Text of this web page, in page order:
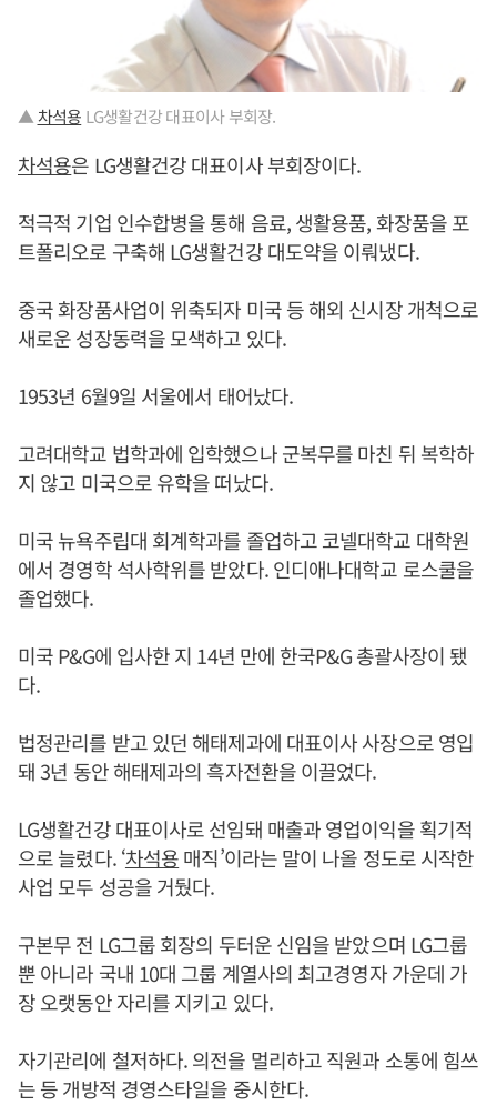
▲차석용 LG생활건강 대표이사 부회장.
차석용은 LG생활건강 대표이사 부회장이다.
적극적 기업 인수합병을 통해 음료, 생활용품, 화장품을 포
트폴리오로 구축해 LG생활건강 대도약을 이뤄냈다.
중국 화장품사업이 위축되자 미국 등 해외 신시장 개척으로
새로운 성장동력을 모색하고 있다.
1953년 6월9일 서울에서 태어났다.
고려대학교 법학과에 입학했으나 군복무를 마친 뒤 복학하
지 않고 미국으로 유학을 떠났다.
미국 뉴욕주립대 회계학과를 졸업하고 코넬대학교 대학원
에서 경영학 석사학위를 받았다. 인디애나대학교 로스쿨을
졸업했다.
미국 P&G에 입사한 지 14년 만에 한국P&G 총괄사장이 됐
다.
법정관리를 받고 있던 해태제과에 대표이사 사장으로 영입
돼 3년 동안 해태제과의 흑자전환을 이끌었다.
LG생활건강 대표이사로 선임돼 매출과 영업이익을 획기적
으로 늘렸다. ‘차석용매직’이라는 말이 나올 정도로 시작한
사업 모두 성공을 거뒀다.
구본무 전 LG그룹 회장의 두터운 신임을 받았으며 LG그룹
뿐 아니라 국내 10대 그룹 계열사의 최고경영자 가운데 가
장 오랫동안 자리를 지키고 있다.
자기관리에 철저하다. 의전을 멀리하고 직원과 소통에 힘쓰
는 등 개방적 경영스타일을 중시한다.